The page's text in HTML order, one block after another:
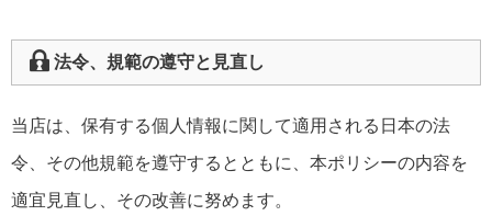
法令、規範の遵守と見直し
当店は、保有する個人情報に関して適用される日本の法
令、その他規範を遵守するとともに、本ポリシーの内容を
適宜見直し、その改善に努めます。